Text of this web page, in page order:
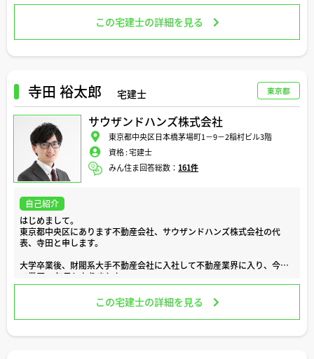
得意エリア：福岡市西区、糸島市、唐津市
趣味：ゴルフ、ジョギング、スポーツ観戦、投資信託、アニメ、読書、
座右の銘：四方よし
022年に「宮﨑不動産コンサルタント」として独立し、更なるサービス
向上を目指し2026年に「合同会社MFCエージェンシー」を設立。これ
までの経験を活かし、 不動産を通して『笑顔』と『安心』を届けること
を使命とし、お客様にとって信頼できるパートナーで有り続ける企業を
目指してまいります。
糸島市、福岡市、唐津市を中心に、お客様に寄り添った不動産サービス
を提供しています。戸建、土地、マンションのご購入、ご売却はもちろ
ん、不動産に関する小さなお悩みでも、まずはお気軽にご相談くださ
い。
この宅建士の詳細を見る
寺田 裕太郎 宅建士 東京都
サウザンドハンズ株式会社
東京都中央区日本橋茅場町1－9－2稲村ビル3階
資格 :宅建士
みん住ま回答総数：161件
自己紹介
はじめまして。
東京都中央区にあります不動産会社、サウザンドハンズ株式会社の代
表、寺田と申します。
大学卒業後、財閥系大手不動産会社に入社して不動産業界に入り、今年
で業歴15年目となりました。
約12年勤めた前職の不動産会社を飛び出し、2021年に現在の会社を創
業した理由は、もっとお客様のためにできることを考えて実行したい、
これまで得てきた知識や経験をお客様に還元していきたい、という想い
この宅建士の詳細を見る